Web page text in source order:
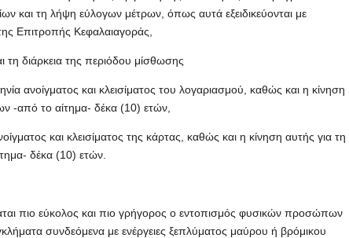
και τη λήψη εύλογων μέτρων, όπως αυτά εξειδικεύονται με
Επιτροπής Κεφαλαιαγοράς,
τη διάρκεια της περιόδου μίσθωσης
ανοίγματος και κλεισίματος του λογαριασμού, καθώς και η κίνηση
-από το αίτημα- δέκα (10) ετών,
και κλεισίματος της κάρτας, καθώς και η κίνηση αυτής για τη
δέκα (10) ετών.
πιο εύκολος και πιο γρήγορος ο εντοπισμός φυσικών προσώπων
συνδεόμενα με ενέργειες ξεπλύματος μαύρου ή βρόμικου